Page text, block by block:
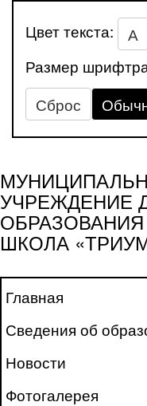
Цвет текста: А
Размер
Сброс
УЧРЕЖДЕНИЕ
ШКОЛА
Главная
Сведения об
Новости
Фотогалерея